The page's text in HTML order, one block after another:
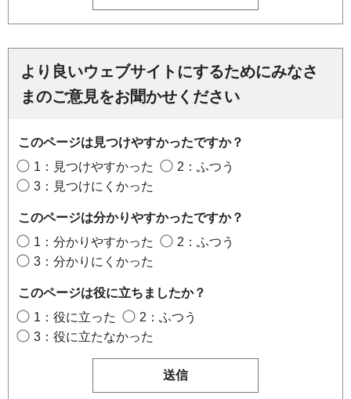
より良いウェブサイトにするためにみなさ
まのご意見をお聞かせください
このページは見つけやすかったですか？
1：見つけやすかった
2：ふつう
3：見つけにくかった
このページは分かりやすかったですか？
1：分かりやすかった
2：ふつう
3：分かりにくかった
このページは役に立ちましたか？
1：役に立った
2：ふつう
3：役に立たなかった